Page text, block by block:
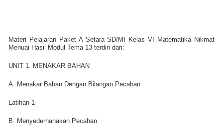
Materi Pelajaran Paket A Setara SD/MI Kelas VI Matematika Nikmat
Menuai Hasil Modul Tema 13 terdiri dari:
UNIT 1. MENAKAR BAHAN
A. Menakar Bahan Dengan Bilangan Pecahan
Latihan 1
B. Menyederhanakan Pecahan